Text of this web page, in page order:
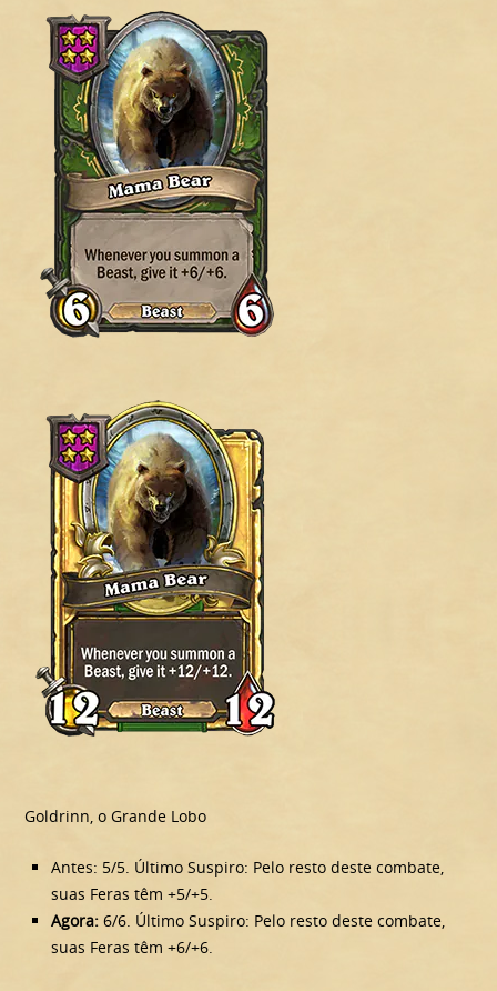
Goldrinn, o Grande Lobo
Antes: 5/5. Último Suspiro: Pelo resto deste combate,
suas Feras têm +5/+5.
Agora: 6/6. Último Suspiro: Pelo resto deste combate,
suas Feras têm +6/+6.